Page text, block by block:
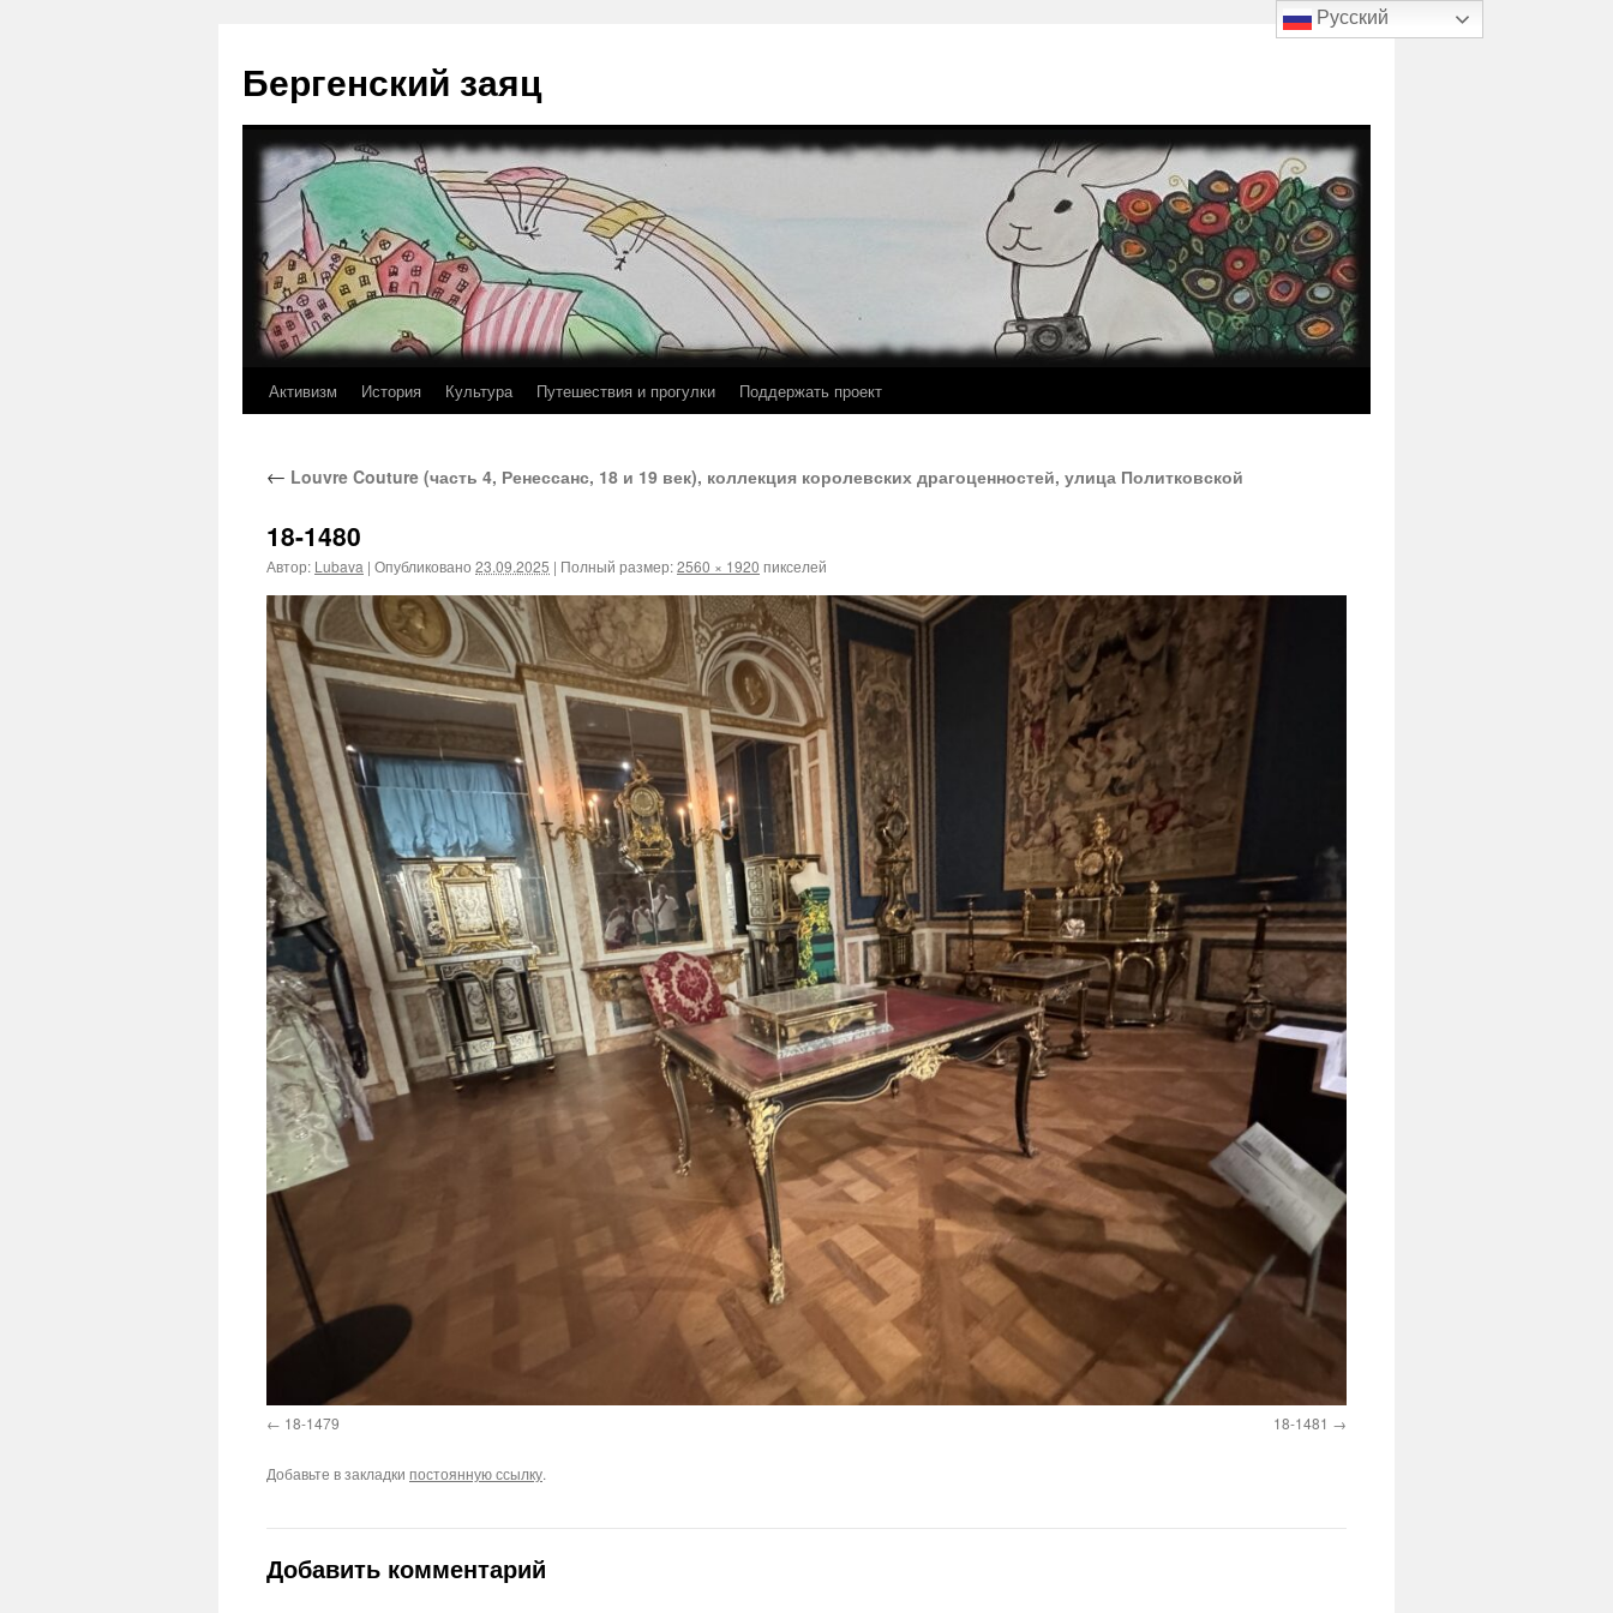
содержимому
Бергенский заяц
Активизм История Культура Путешествия и прогулки Поддержать проект
← Louvre Couture (часть 4, Ренессанс, 18 и 19 век), коллекция королевских драгоценностей, улица Политковской
18-1480
Автор: Lubava | Опубликовано 23.09.2025 | Полный размер:2560 × 1920 пикселей
18-1479 18-1481
Добавьте в закладки постоянную ссылку.
Добавить комментарий
Русский